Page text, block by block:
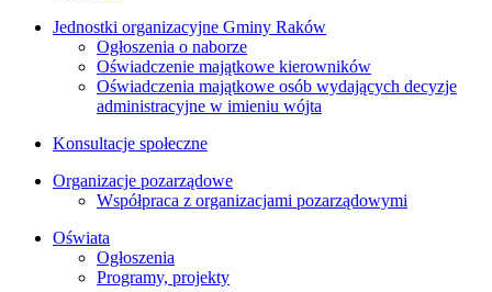
Jednostki organizacyjne Gminy Raków
Ogłoszenia o naborze
Oświadczenie majątkowe kierowników
Oświadczenia majątkowe osób wydających decyzje
administracyjne w imieniu wójta
Konsultacje społeczne
Organizacje pozarządowe
Współpraca z organizacjami pozarządowymi
Oświata
Ogłoszenia
Programy, projekty